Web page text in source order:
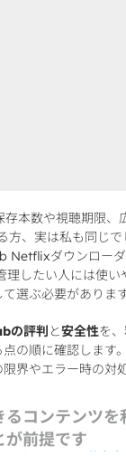
本数や視聴期限、
方、実は私も同じ
Netflixダウンロー
理したい人には使い
選ぶ必要があります
の評判 と安全性を
の順に確認します
界やエラー時の対
い、実測結果、
ます
るコンテンツを
が前提です
Downloaderおすす